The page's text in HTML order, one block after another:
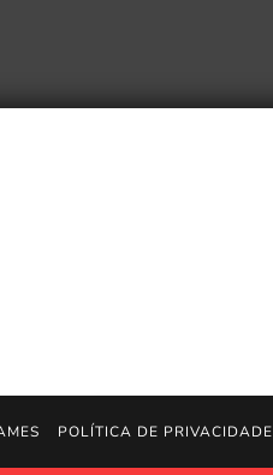
POLÍTICA DE PRIVACIDADE